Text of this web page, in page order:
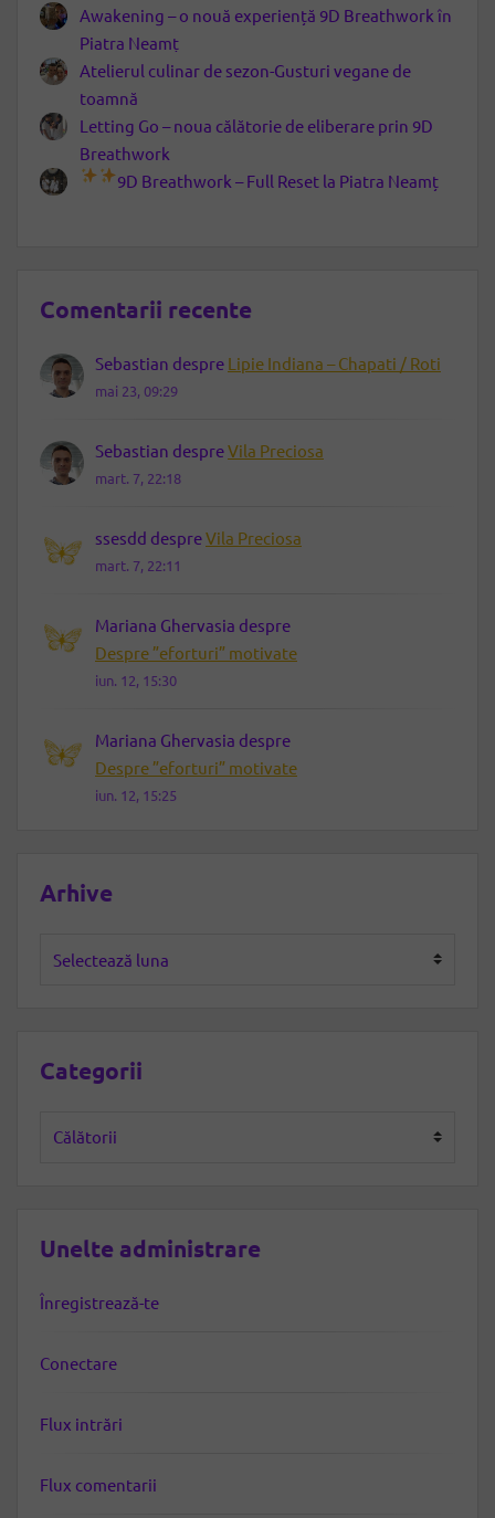
Awakening – o nouă experiență 9D Breathwork în
Piatra Neamț
Atelierul culinar de sezon-Gusturi vegane de
toamnă
Letting Go – noua călătorie de eliberare prin 9D
Breathwork
9D Breathwork – Full Reset la Piatra Neamț
Comentarii recente
Sebastian despre Lipie Indiana – Chapati / Roti
mai 23, 09:29
Sebastian despreVila Preciosa
mart. 7, 22:18
ssesdd despreVila Preciosa
mart. 7, 22:11
Mariana Ghervasia despre
Despre ”eforturi” motivate
iun. 12, 15:30
Mariana Ghervasia despre
Despre ”eforturi” motivate
iun. 12, 15:25
Arhive
Categorii
Unelte administrare
Înregistrează-te
Conectare
Flux intrări
Flux comentarii